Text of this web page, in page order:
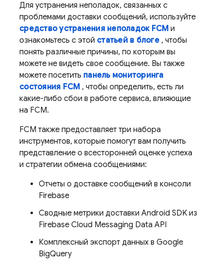
Для устранения неполадок, связанных с
проблемами доставки сообщений, используйте
средство устранения неполадок FCM и
ознакомьтесь с этой статьей в блоге, чтобы
понять различные причины, по которым вы
можете не видеть свое сообщение. Вы также
можете посетить панель мониторинга
состояния FCM , чтобы определить, есть ли
какие-либо сбои в работе сервиса, влияющие
на FCM.
FCM также предоставляет три набора
инструментов, которые помогут вам получить
представление о всесторонней оценке успеха
и стратегии обмена сообщениями:
Отчеты о доставке сообщений в консоли
Firebase
Сводные метрики доставки Android SDK из
Firebase Cloud Messaging Data API
Комплексный экспорт данных в Google
BigQuery